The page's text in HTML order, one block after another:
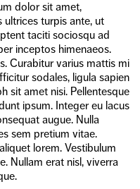
dolor sit amet,
turpis ante, ut
taciti sociosqu ad
inceptos himenaeos.
Curabitur varius mattis mi
sodales, ligula sapien
sit amet nisi. Pellentesque
ipsum. Integer eu lacus
augue. Nulla
sem pretium vitae.
lorem. Vestibulum
Nullam erat nisl, viverra